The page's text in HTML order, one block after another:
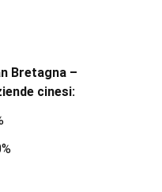
Bretagna –
cinesi: